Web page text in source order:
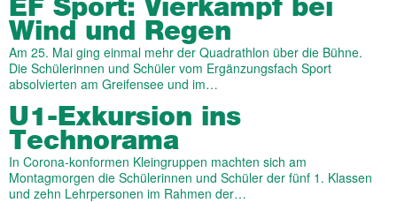
EF Sport: Vierkampf bei
Wind und Regen
Am 25. Mai ging einmal mehr der Quadrathlon über die Bühne.
Die Schülerinnen und Schüler vom Ergänzungsfach Sport
absolvierten am Greifensee und im…
U1-Exkursion ins
Technorama
In Corona-konformen Kleingruppen machten sich am
Montagmorgen die Schülerinnen und Schüler der fünf 1. Klassen
und zehn Lehrpersonen im Rahmen der…